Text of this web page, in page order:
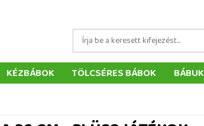
KÉZBÁBOK TÖLCSÉRES BÁBOK
BÁBUK